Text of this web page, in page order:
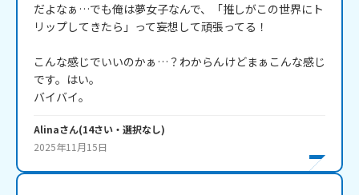
だよなぁ…でも俺は夢女子なんで、「推しがこの世界にト
リップしてきたら」って妄想して頑張ってる！
こんな感じでいいのかぁ…？わからんけどまぁこんな感じ
です。はい。
バイバイ。
Alinaさん(14さい・ 選択なし)
2025年11月15日